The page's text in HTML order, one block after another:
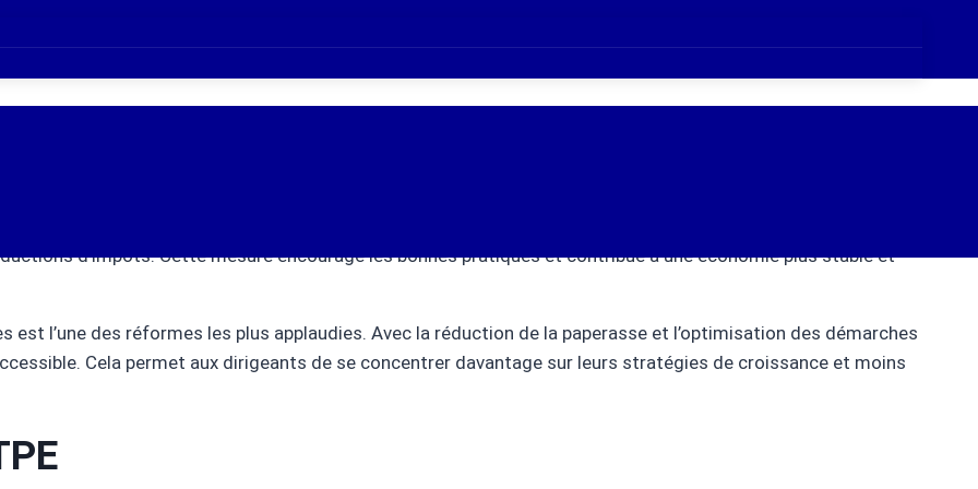
fiscales ont été révisés. Les entreprises doivent dorénavant prouver leur conformité à un
d’impôts. Cette mesure encourage les bonnes pratiques et contribue à une économie plus stable et
l’une des réformes les plus applaudies. Avec la réduction de la paperasse et l’optimisation des démarches
Cela permet aux dirigeants de se concentrer davantage sur leurs stratégies de croissance et moins